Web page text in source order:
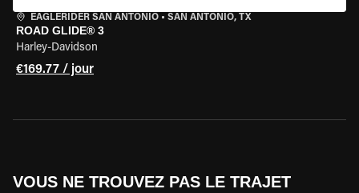
EAGLERIDER SAN ANTONIO • SAN ANTONIO, TX
ROAD GLIDE® 3
Harley-Davidson
€169.77 / jour
VOUS NE TROUVEZ PAS LE TRAJET